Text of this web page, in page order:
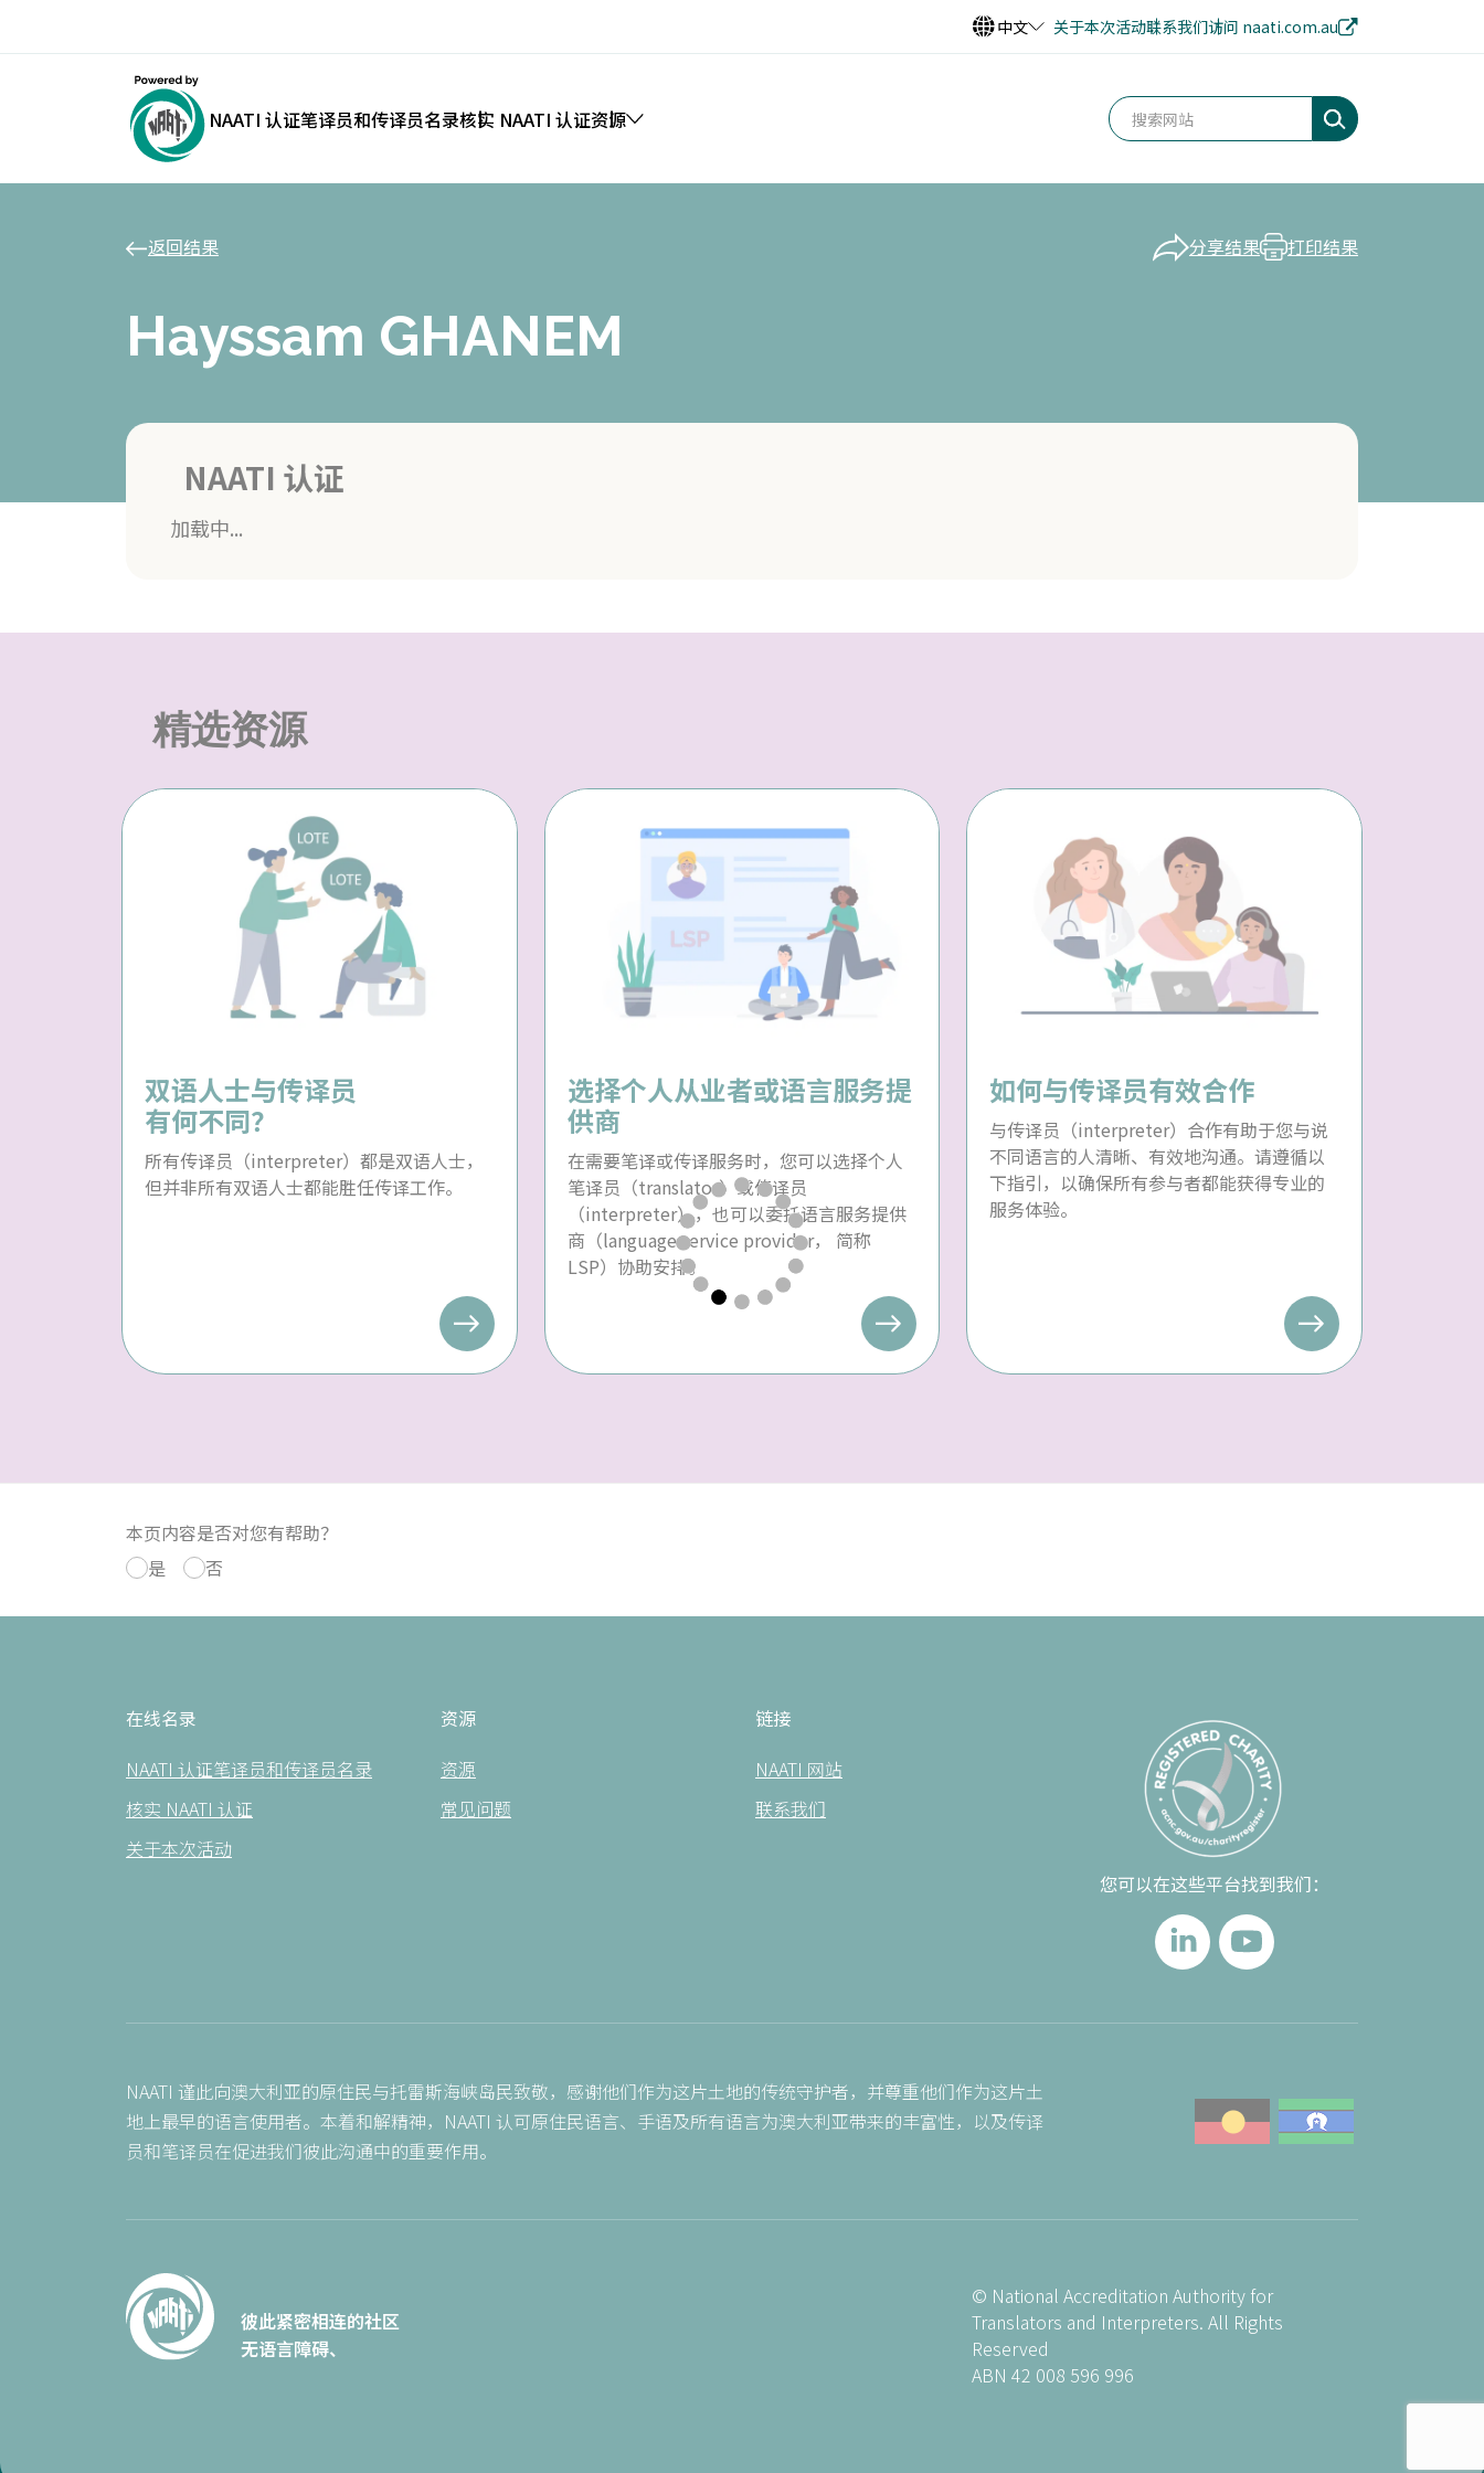
中文 关于本次活动联系我们访问 naati.com.au
NAATI 认证笔译员和传译员名录核实 NAATI 认证资源
返回结果 分享结果 打印结果
Hayssam GHANEM
NAATI 认证
加载中...
精选资源
双语人士与传译员
有何不同？
所有传译员（interpreter）都是双语人士，
但并非所有双语人士都能胜任传译工作。
选择个人从业者或语言服务提
供商
在需要笔译或传译服务时，您可以选择个人
笔译员（translator）或传译员
（interpreter），也可以委托语言服务提供
商（language service provider， 简称
LSP）协助安排。
如何与传译员有效合作
与传译员（interpreter）合作有助于您与说
不同语言的人清晰、有效地沟通。请遵循以
下指引，以确保所有参与者都能获得专业的
服务体验。
本页内容是否对您有帮助？
是
否
在线名录
NAATI 认证笔译员和传译员名录
核实 NAATI 认证
关于本次活动
资源
资源
常见问题
链接
NAATI 网站
联系我们
您可以在这些平台找到我们：
NAATI 谨此向澳大利亚的原住民与托雷斯海峡岛民致敬，感谢他们作为这片土地的传统守护者，并尊重他们作为这片土
地上最早的语言使用者。本着和解精神，NAATI 认可原住民语言、手语及所有语言为澳大利亚带来的丰富性，以及传译
员和笔译员在促进我们彼此沟通中的重要作用。
彼此紧密相连的社区
无语言障碍、
© National Accreditation Authority for
Translators and Interpreters. All Rights
Reserved
ABN 42 008 596 996